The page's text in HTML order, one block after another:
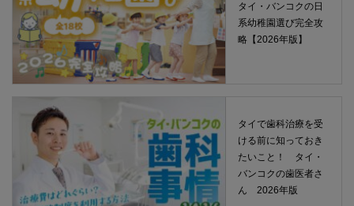
タイ・バンコクの日
系幼稚園選び完全攻
略【2026年版】
タイで歯科治療を受
ける前に知っておき
たいこと！ タイ・
バンコクの歯医者さ
ん 2026年版